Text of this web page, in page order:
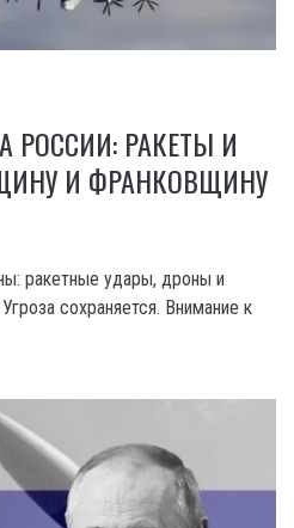
РОССИИ: РАКЕТЫ И
И ФРАНКОВЩИНУ
ракетные удары, дроны и
сохраняется. Внимание к